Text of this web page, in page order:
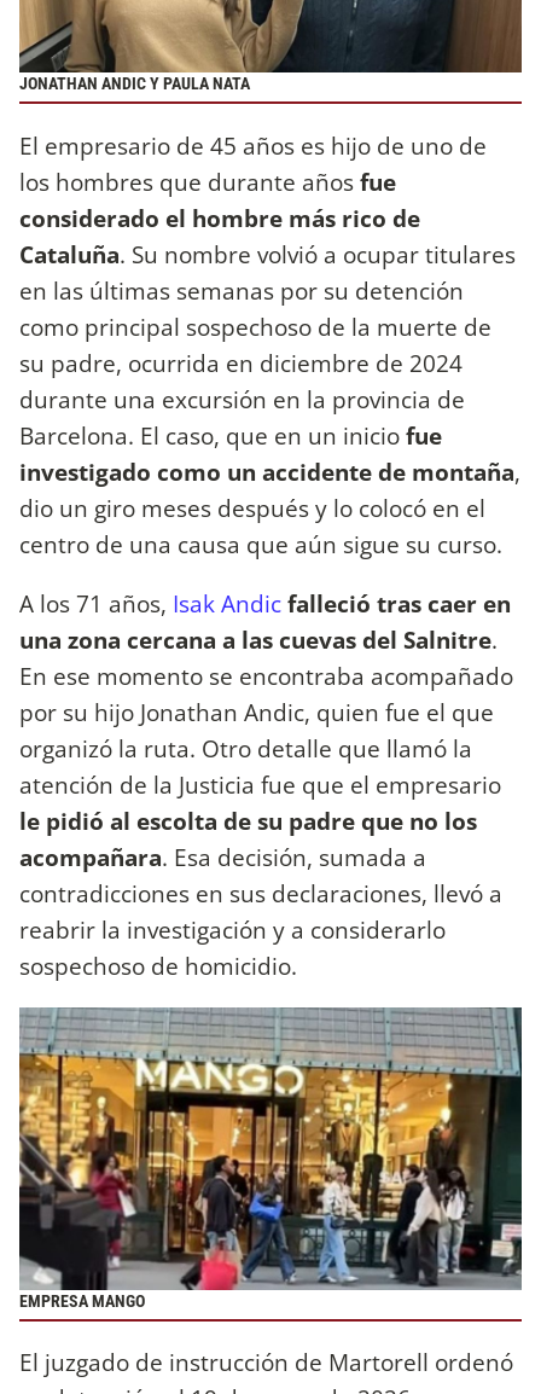
JONATHAN ANDIC Y PAULA NATA
El empresario de 45 años es hijo de uno de
los hombres que durante añosfue
considerado el hombre más rico de
Cataluña. Su nombre volvió a ocupar titulares
en las últimas semanas por su detención
como principal sospechoso de la muerte de
su padre, ocurrida en diciembre de 2024
durante una excursión en la provincia de
Barcelona. El caso, que en un iniciofue
investigado como un accidente de montaña,
dio un giro meses después y lo colocó en el
centro de una causa que aún sigue su curso.
A los 71 años, Isak Andicfalleció tras caer en
una zona cercana a las cuevas del Salnitre.
En ese momento se encontraba acompañado
por su hijo Jonathan Andic, quien fue el que
organizó la ruta. Otro detalle que llamó la
atención de la Justicia fue que el empresario
le pidió al escolta de su padre que no los
acompañara. Esa decisión, sumada a
contradicciones en sus declaraciones, llevó a
reabrir la investigación y a considerarlo
sospechoso de homicidio.
EMPRESA MANGO
El juzgado de instrucción de Martorell ordenó